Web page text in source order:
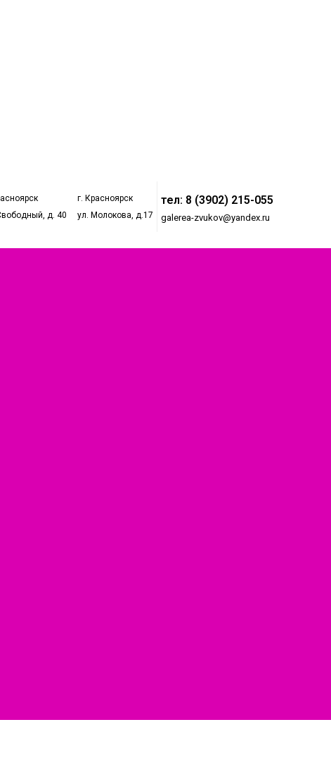
д. 40
г. Красноярск
ул. Молокова, д.17
тел: 8 (3902) 215-055
galerea-zvukov@yandex.ru